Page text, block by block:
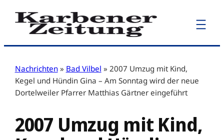
Zum
Inhalt
Nachrichten » Bad Vilbel » 2007 Umzug mit Kind,
Kegel und Hündin Gina – Am Sonntag wird der neue
Dortelweiler Pfarrer Matthias Gärtner eingeführt
2007 Umzug mit Kind,